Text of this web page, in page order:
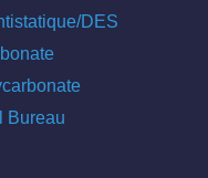
DES
Bureau